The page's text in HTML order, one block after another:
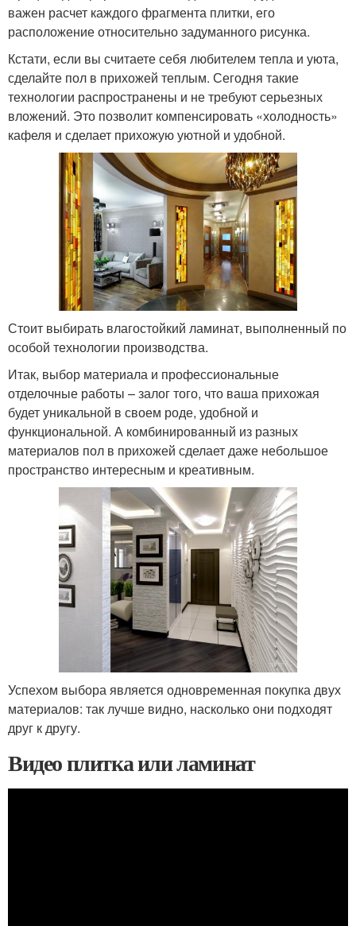
важен расчет каждого фрагмента плитки, его
расположение относительно задуманного рисунка.
Кстати, если вы считаете себя любителем тепла и уюта,
сделайте пол в прихожей теплым. Сегодня такие
технологии распространены и не требуют серьезных
вложений. Это позволит компенсировать «холодность»
кафеля и сделает прихожую уютной и удобной.
Стоит выбирать влагостойкий ламинат, выполненный по
особой технологии производства.
Итак, выбор материала и профессиональные
отделочные работы – залог того, что ваша прихожая
будет уникальной в своем роде, удобной и
функциональной. А комбинированный из разных
материалов пол в прихожей сделает даже небольшое
пространство интересным и креативным.
Успехом выбора является одновременная покупка двух
материалов: так лучше видно, насколько они подходят
друг к другу.
Видео плитка или ламинат